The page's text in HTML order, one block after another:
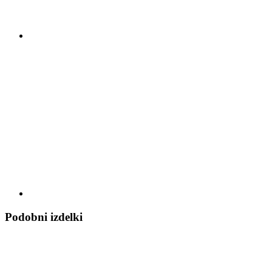
Podobni izdelki